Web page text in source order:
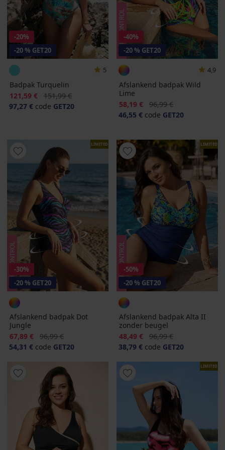
-20%
-20 % GET20
5
Badpak Turquelin
Korting
121,59 € Oorspronkelijke prijs
151,99 €
97,27 € code GET20
-40%
-20 % GET20
4,9
Afslankend badpak Wild
Lime
Korting
58,19 € Oorspronkelijke prijs
96,99 €
46,55 € code GET20
LIMITED
-30%
-20 % GET20
Afslankend badpak Dot
Jungle
Korting
67,89 € Oorspronkelijke prijs
96,99 €
54,31 € code GET20
LIMITED
-50%
-20 % GET20
Afslankend badpak Alta II
zonder beugel
Korting
48,49 € Oorspronkelijke prijs
96,99 €
38,79 € code GET20
LIMITED